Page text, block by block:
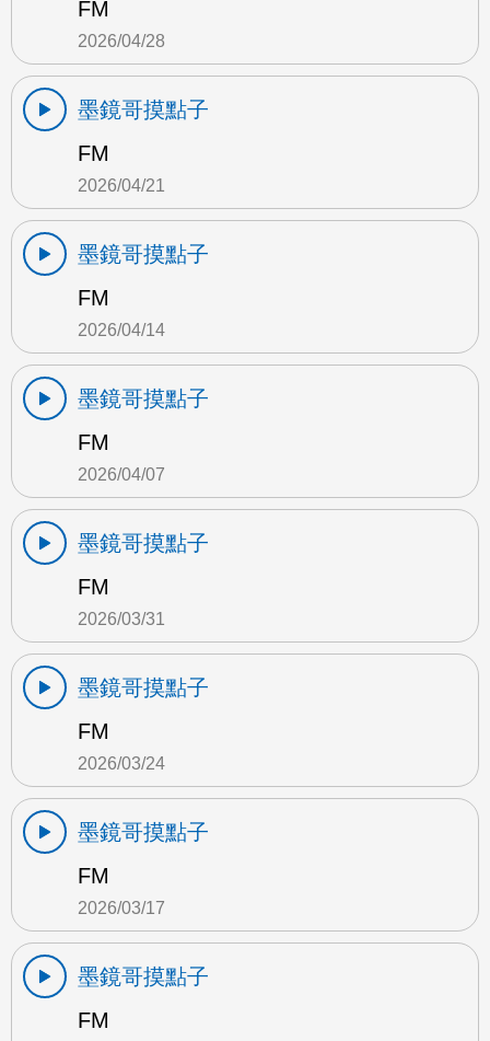
FM
2026/04/28
墨鏡哥摸點子
FM
2026/04/21
墨鏡哥摸點子
FM
2026/04/14
墨鏡哥摸點子
FM
2026/04/07
墨鏡哥摸點子
FM
2026/03/31
墨鏡哥摸點子
FM
2026/03/24
墨鏡哥摸點子
FM
2026/03/17
墨鏡哥摸點子
FM